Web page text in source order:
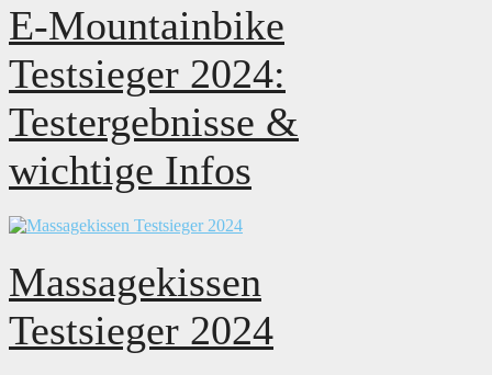
E-Mountainbike
Testsieger 2024:
Testergebnisse &
wichtige Infos
Massagekissen
Testsieger 2024